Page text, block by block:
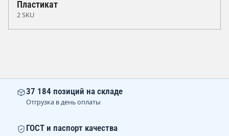
Пластикат
2 SKU
37 184 позиций на складе
Отгрузка в день оплаты
ГОСТ и паспорт качества